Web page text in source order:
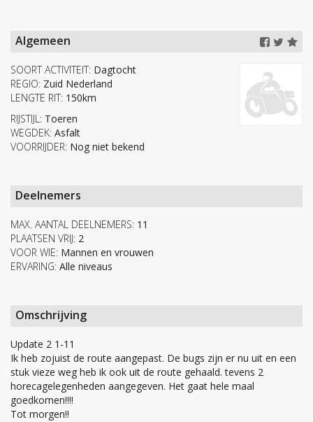
Algemeen
SOORT ACTIVITEIT: Dagtocht
REGIO: Zuid Nederland
LENGTE RIT: 150km
RIJSTIJL: Toeren
WEGDEK: Asfalt
VOORRIJDER: Nog niet bekend
Deelnemers
MAX. AANTAL DEELNEMERS: 11
PLAATSEN VRIJ: 2
VOOR WIE: Mannen en vrouwen
ERVARING: Alle niveaus
Omschrijving
Update 2 1-11
Ik heb zojuist de route aangepast. De bugs zijn er nu uit en een
stuk vieze weg heb ik ook uit de route gehaald. tevens 2
horecagelegenheden aangegeven. Het gaat hele maal
goedkomen!!!!
Tot morgen!!